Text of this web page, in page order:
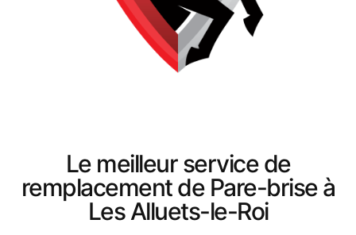
Le meilleur service de
remplacement de Pare-brise à
Les Alluets-le-Roi